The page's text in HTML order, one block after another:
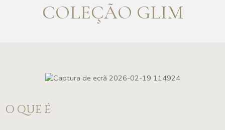
COLEÇÃO GLIM
O QUE É